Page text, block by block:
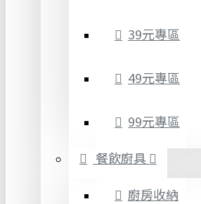
39元專區
49元專區
99元專區
餐飲廚具
廚房收納